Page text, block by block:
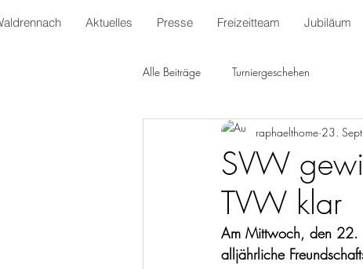
Aktuelles Presse Freizeitteam Jubiläum
Alle Beiträge Turniergeschehen
SVW
TVW klar
raphaelthome 23.
Am Mittwoch, den 22.
alljährliche